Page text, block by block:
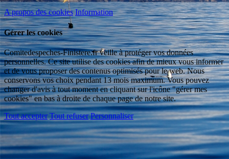
A propos des cookies Information
Gérer les cookies
Comitedespeches-Finistere.fr veille à protéger vos données
personnelles. Ce site utilise des cookies afin de mieux vous informer
et de vous proposer des contenus optimisés pour le web. Nous
conservons vos choix pendant 13 mois maximum. Vous pouvez
changer d'avis à tout moment en cliquant sur l'icône "gérer mes
cookies" en bas à droite de chaque page de notre site.
Tout accepter Tout refuser Personnaliser